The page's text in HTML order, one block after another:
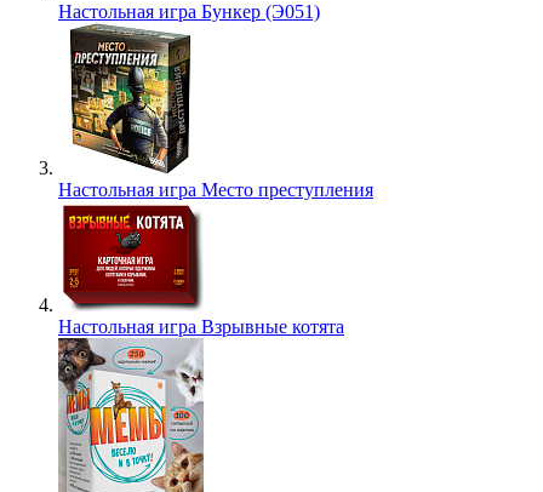
Настольная игра Бункер (Э051)
Настольная игра Место преступления
Настольная игра Взрывные котята